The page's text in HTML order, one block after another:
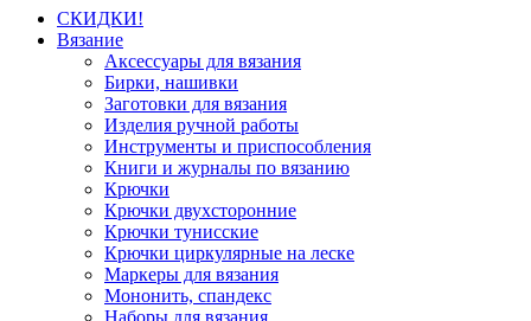
СКИДКИ!
Вязание
Аксессуары для вязания
Бирки, нашивки
Заготовки для вязания
Изделия ручной работы
Инструменты и приспособления
Книги и журналы по вязанию
Крючки
Крючки двухсторонние
Крючки тунисские
Крючки циркулярные на леске
Маркеры для вязания
Мононить, спандекс
Наборы для вязания